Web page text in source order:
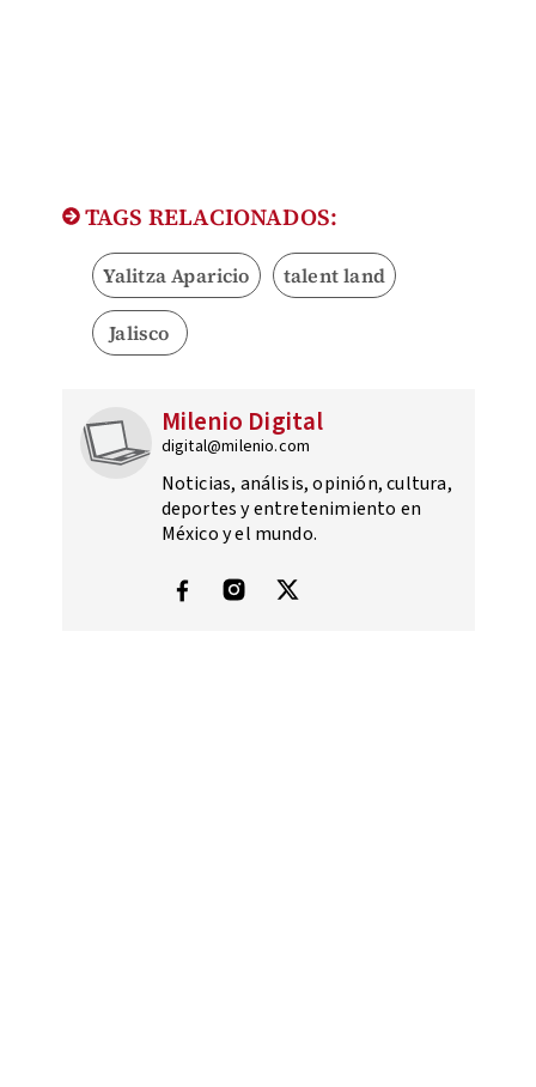
TAGS RELACIONADOS:
Yalitza Aparicio talent land
Jalisco
Milenio Digital
digital@milenio.com
Noticias, análisis, opinión, cultura,
deportes y entretenimiento en
México y el mundo.